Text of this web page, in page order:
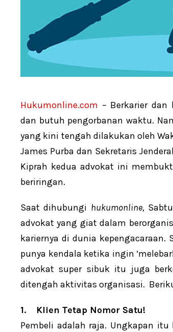
Hukumonline.com – Berkarier dan
dan butuh pengorbanan waktu.
yang kini tengah dilakukan oleh
James Purba dan Sekretaris
Kiprah kedua advokat ini
beriringan.
Saat dihubungi hukumonline,
advokat yang giat dalam
kariernya di dunia
punya kendala ketika ingin
advokat super sibuk itu juga
ditengah aktivitas organisasi.
1. Klien Tetap Nomor Satu!
Pembeli adalah raja. Ungkapan